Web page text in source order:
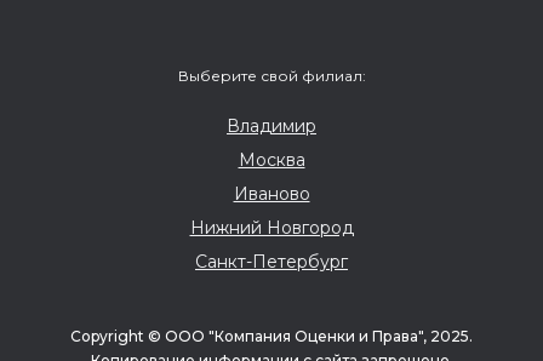
Выберите свой филиал:
Владимир
Москва
Иваново
Нижний Новгород
Санкт-Петербург
Copyright © ООО "Компания Оценки и Права", 2025.